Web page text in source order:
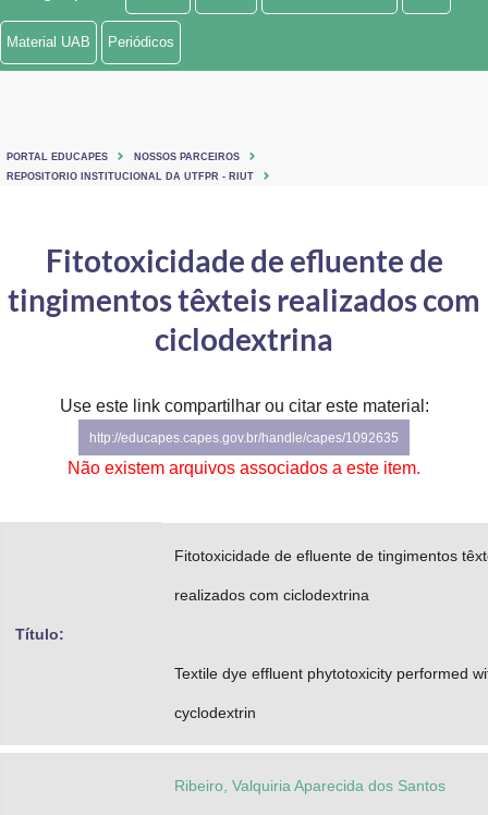
Ministério de Minas e Energia
Ministério do Turismo
Controladoria-Geral da União
Ministério da Mulher, da Família e dos Direitos Humanos
Secretaria de Governo
Gabinete de Segurança Institucional
Material UAB Periódicos
PORTAL EDUCAPES
NOSSOS PARCEIROS
REPOSITORIO INSTITUCIONAL DA UTFPR - RIUT
Fitotoxicidade de efluente de
tingimentos têxteis realizados com
ciclodextrina
Use este link compartilhar ou citar este material:
http://educapes.capes.gov.br/handle/capes/1092635
Não existem arquivos associados a este item.
Título:
Fitotoxicidade de efluente de tingimentos
realizados com ciclodextrina
Textile dye effluent phytotoxicity performed
cyclodextrin
Ribeiro, Valquiria Aparecida dos Santos